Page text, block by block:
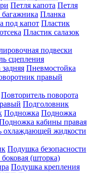
Петля капота Петля
Планка
под капот Пластик
Пластик салазок
подвески
сцепления
Пневмостойка
правый
Повторитель поворота
Подголовник
Подножка Подножка
кабины правая
охлаждающей жидкости
Подушка безопасности
(шторка)
Подушка крепления